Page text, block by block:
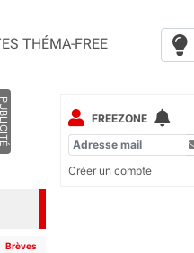
THÉMA-FREE
PUBLICITÉ
Brèves
FREEZONE
Créer un compte